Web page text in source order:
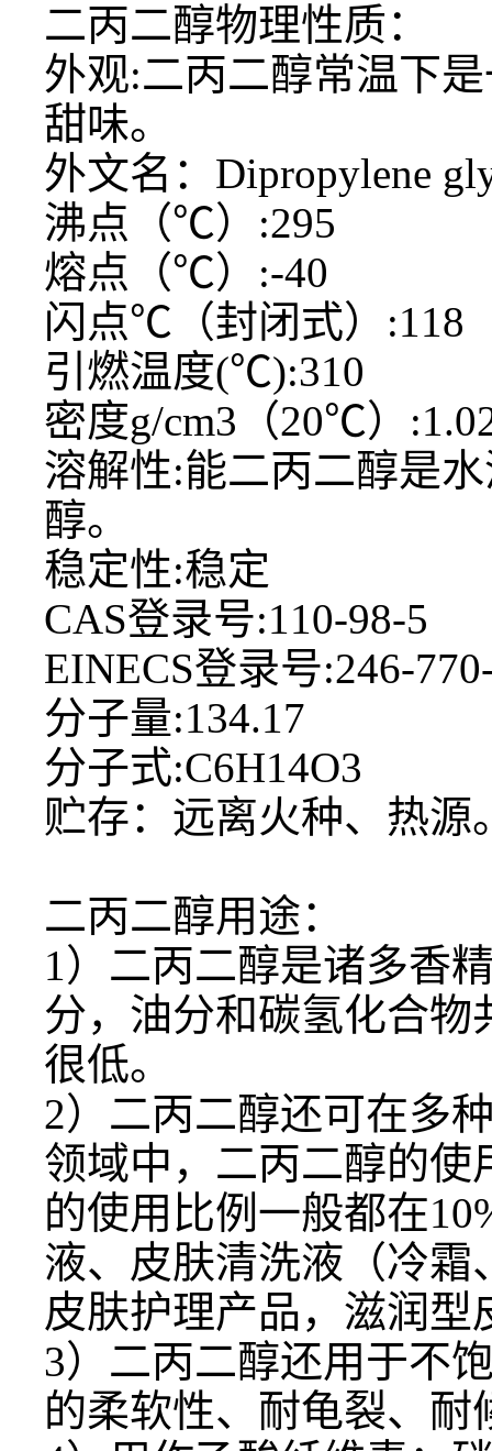
二丙二醇物理性质：
外观:二丙二醇常温下
甜味。
外文名： Dipropylene
沸点（℃）:295
熔点（℃）:-40
闪点℃（封闭式）:118
引燃温度(℃):310
密度g/cm3（20℃）
溶解性:能二丙二醇是
醇。
稳定性:稳定
CAS登录号:110-98-5
EINECS登录号:246-
分子量:134.17
分子式:C6H14O3
贮存：远离火种、热
二丙二醇用途：
1）二丙二醇是诸多香
分，油分和碳氢化合
很低。
2）二丙二醇还可在多
领域中，二丙二醇的使
的使用比例一般都在
液、皮肤清洗液（冷
皮肤护理产品，滋润
3）二丙二醇还用于不
的柔软性、耐龟裂、